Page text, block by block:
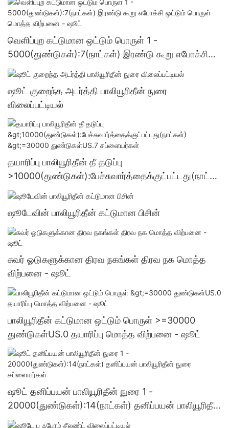
வெளிப்புற கட்டுமான ஒட்டும் பொருள் 1 -
5000(துண்டுகள்):7(நாட்கள்) இரண்டு கூறு எபோக்சி
ஒட்டும் பொருள் மொத்த விற்பனை - ஷூட்
ஷூட் குறைந்த அடர்த்தி பாலியூரிதீன் நுரை
விலைப்பட்டியல்
தயாரிப்பு பாலியூரிதீன் தீ தடுப்பு
>10000(துண்டுகள்):பேச்சுவார்த்தைக்குட்பட்டது(நாட்க
ள்) >=30000 துண்டுகள்US.7 சப்ளையர்கள்
ஷூடேவின் பாலியூரிதீன் கட்டுமான பிசின்
சுவர் ஓடுகளுக்கான திரவ நகங்கள் திரவ நக மொத்த
விற்பனை - ஷூட்
பாலியூரிதீன் கட்டுமான ஒட்டும் பொருள் >=30000
துண்டுகள்US.0 தயாரிப்பு மொத்த விற்பனை - ஷூட்
ஷூட் தனிப்பயன் பாலியூரிதீன் நுரை 1 -
20000(துண்டுகள்):14(நாட்கள்) தனிப்பயன் பாலியூரிதீன்
நுரை சப்ளையர்கள்